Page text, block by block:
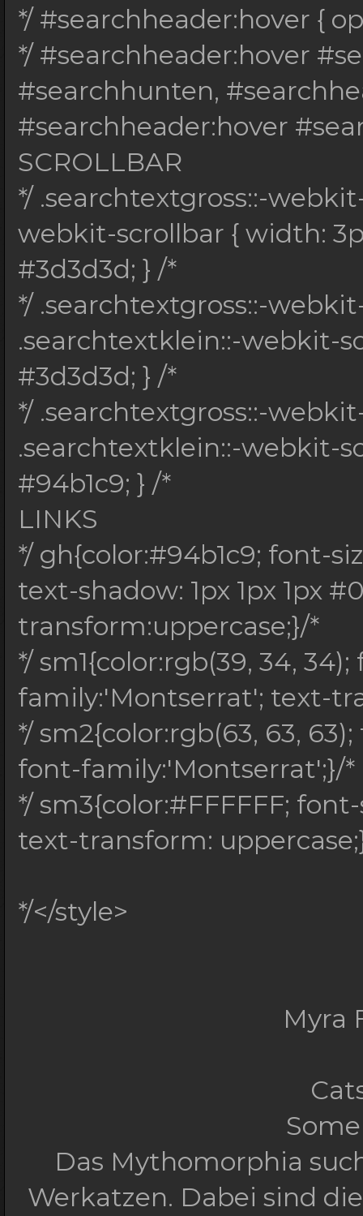
*/ #searchheader:hover {
*/ #searchheader:hover
#searchhunten,
#searchheader:hover
SCROLLBAR
*/ .searchtextgross::-
webkit-scrollbar { width:
#3d3d3d; } /*
*/ .searchtextgross::-
.searchtextklein::-webkit-
#3d3d3d; } /*
*/ .searchtextgross::-
.searchtextklein::-webkit-
#94b1c9; } /*
LINKS
*/ gh{color:#94b1c9; font-
text-shadow: 1px 1px 1px
transform:uppercase;}/*
*/ sm1{color:rgb(39, 34,
family:'Montserrat'; text-
*/ sm2{color:rgb(63, 63,
font-family:'Montserrat';}/*
*/ sm3{color:#FFFFFF;
text-transform:
*/</style>
Myra
Das Mythomorphia
Werkatzen. Dabei sind